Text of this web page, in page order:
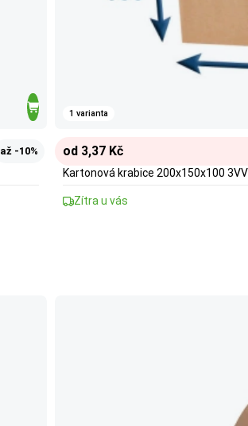
až -10%
1 varianta
od 3,37 Kč
Kartonová krabice 200x150x100
Zítra u vás